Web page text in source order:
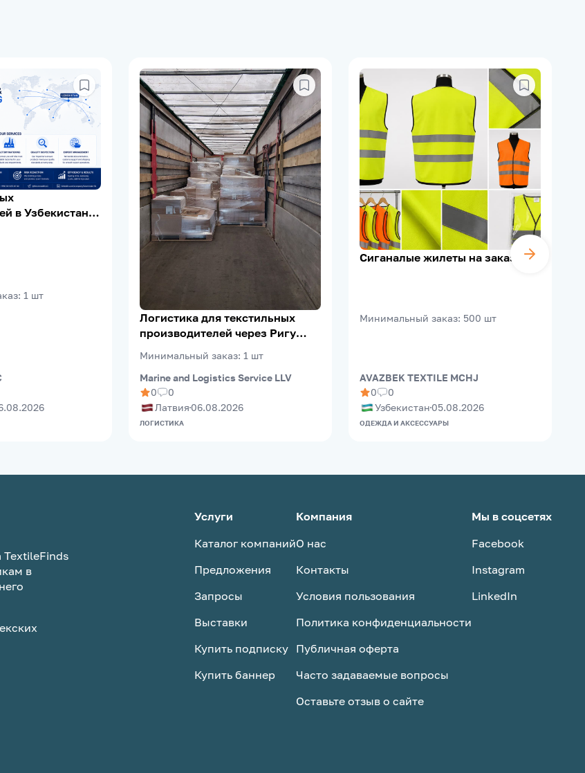
в Узбекистане |
: 1 шт
Логистика для текстильных
производителей через Ригу
Минимальный заказ: 1 шт
Marine and Logistics Service LLV
0
0
Латвия 06.08.2026
ЛОГИСТИКА
Сиганалые жилеты на заказ
Минимальный заказ: 500 шт
AVAZBEK TEXTILE MCHJ
0
0
Узбекистан 05.08.2026
ОДЕЖДА И АКСЕССУАРЫ
TextileFinds
в
Услуги
Каталог компаний
Предложения
Запросы
Выставки
Купить подписку
Купить баннер
Компания
О нас
Контакты
Условия пользования
Политика конфиденциальности
Публичная оферта
Часто задаваемые вопросы
Оставьте отзыв о сайте
Мы в соцсетях
Facebook
Instagram
LinkedIn